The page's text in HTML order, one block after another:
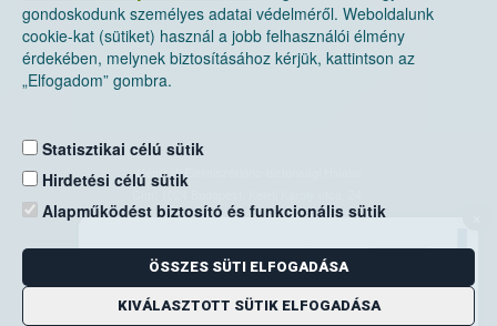
gondoskodunk személyes adatai védelméről. Weboldalunk
cookie-kat (sütiket) használ a jobb felhasználói élmény
érdekében, melynek biztosításához kérjük, kattintson az
„Elfogadom” gombra.
Statisztikai célú sütik
Hirdetési célú sütik
Alapműködést biztosító és funkcionális sütik
ÖSSZES SÜTI ELFOGADÁSA
KIVÁLASZTOTT SÜTIK ELFOGADÁSA
Nemzeti Élelmiszerlánc-biztonsági Hivatal
Levelezési cím: 1525 Budapest. Pf. 30.
E-mail:ugyfelszolgalat@nebih.gov.hu
Zöld szám: 06-80/263-244
Telefon: 06-1/ 336-9000